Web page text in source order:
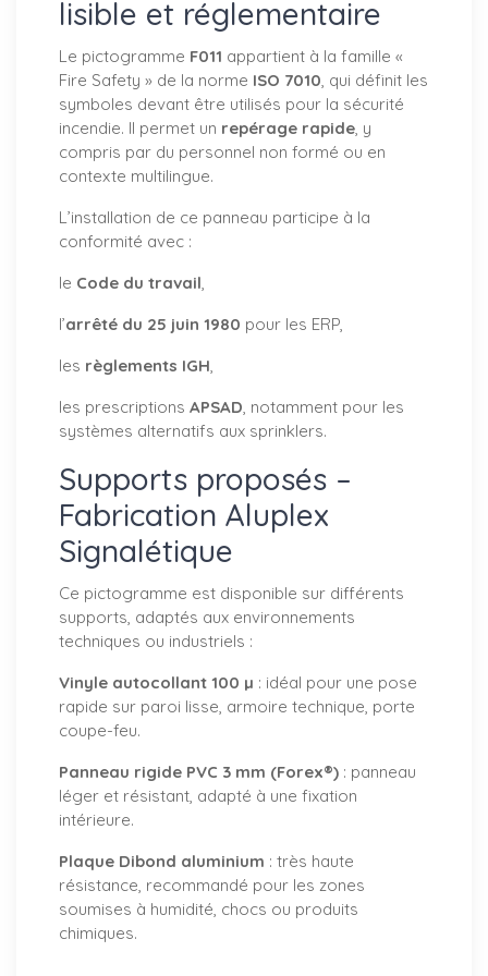
lisible et réglementaire
Le pictogramme F011 appartient à la famille «
Fire Safety » de la norme ISO 7010, qui définit les
symboles devant être utilisés pour la sécurité
incendie. Il permet un repérage rapide, y
compris par du personnel non formé ou en
contexte multilingue.
L’installation de ce panneau participe à la
conformité avec :
le Code du travail,
l’arrêté du 25 juin 1980 pour les ERP,
les règlements IGH,
les prescriptions APSAD, notamment pour les
systèmes alternatifs aux sprinklers.
Supports proposés –
Fabrication Aluplex
Signalétique
Ce pictogramme est disponible sur différents
supports, adaptés aux environnements
techniques ou industriels :
Vinyle autocollant 100 µ : idéal pour une pose
rapide sur paroi lisse, armoire technique, porte
coupe-feu.
Panneau rigide PVC 3 mm (Forex®) : panneau
léger et résistant, adapté à une fixation
intérieure.
Plaque Dibond aluminium : très haute
résistance, recommandé pour les zones
soumises à humidité, chocs ou produits
chimiques.